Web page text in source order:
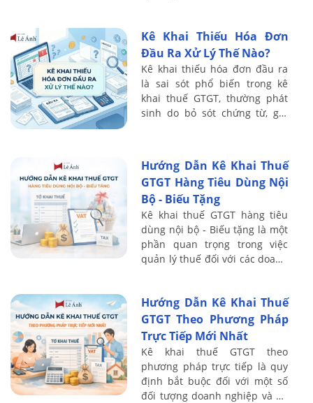
Kê Khai Thiếu Hóa Đơn
Đầu Ra Xử Lý Thế Nào?
Kê khai thiếu hóa đơn đầu ra
là sai sót phổ biến trong kê
khai thuế GTGT, thường phát
sinh do bỏ sót chứng từ, ghi
Hướng Dẫn Kê Khai Thuế
GTGT Hàng Tiêu Dùng Nội
Bộ - Biếu Tặng
Kê khai thuế GTGT hàng tiêu
dùng nội bộ - Biếu tặng là một
phần quan trọng trong việc
quản lý thuế đối với các doanh
...
Hướng Dẫn Kê Khai Thuế
GTGT Theo Phương Pháp
Trực Tiếp Mới Nhất
Kê khai thuế GTGT theo
phương pháp trực tiếp là quy
định bắt buộc đối với một số
đối tượng doanh nghiệp và hộ